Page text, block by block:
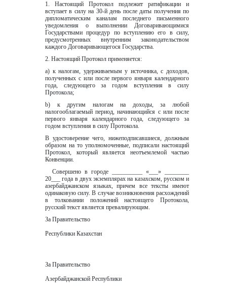
1. Настоящий Протокол подлежит ратификации и
вступает в силу на 30-й день после даты получения по
дипломатическим каналам последнего письменного
уведомления o выполнении Договаривающимися
Государствами процедур по вступлению его в силу,
предусмотренных внутренним законодательством
каждого Договаривающегося Государства.
2. Настоящий Протокол применяется:
а) к налогам, удерживаемым у источника, с доходов,
полученных с или после первого января календарного
года, следующего за годом вступления в силу
Протокола;
b) к другим налогам на доходы, за любой
налогооблагаемый период, начинающийся c или после
первого января календарного года, следующего за
годом вступления в силу Протокола.
В удостоверение чего, нижеподписавшиеся, должным
образом на то уполномоченные, подписали настоящий
Протокол, который является неотъемлемой частью
Конвенции.
20___ года в двух экземплярах на казахском, русском и
азербайджанском языках, причем все тексты имеют
одинаковую силу. В случае возникновения расхождений
в толковании положений настоящего Протокола,
русский текст является превалирующим.
За Правительство
Республики Казахстан
За Правительство
Азербайджанской Республики